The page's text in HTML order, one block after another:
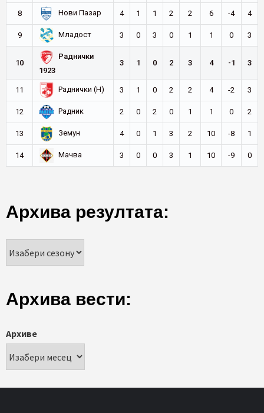
8 Нови Пазар 4 1 1 2 2 6 -4 4
9 Младост 3 0 3 0 1 1 0 3
10
Раднички
1923
3 1 0 2 3 4 -1 3
11 Раднички (Н) 3 1 0 2 2 4 -2 3
12 Радник 2 0 2 0 1 1 0 2
13 Земун 4 0 1 3 2 10 -8 1
14 Мачва 3 0 0 3 1 10 -9 0
Архива резултата:
Архива вести:
Архиве